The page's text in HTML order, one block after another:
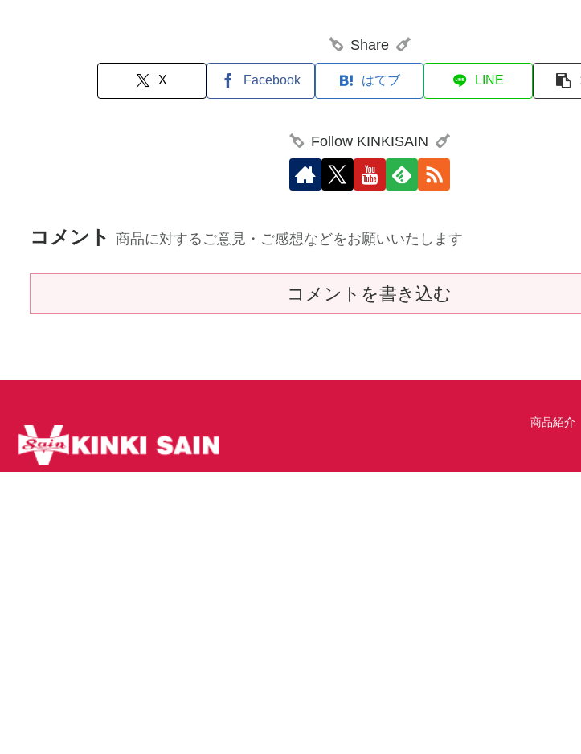
Share
X Facebook はてブ LINE
Follow KINKISAIN
コメント 商品に対するご意見・ご感想などをお願いいたします
コメントを書き込む
商品紹介